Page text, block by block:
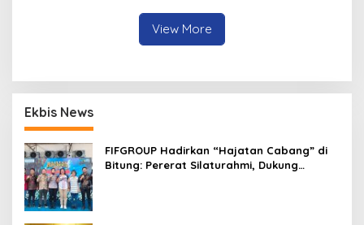
View More
Ekbis News
FIFGROUP Hadirkan “Hajatan Cabang” di
Bitung: Pererat Silaturahmi, Dukung